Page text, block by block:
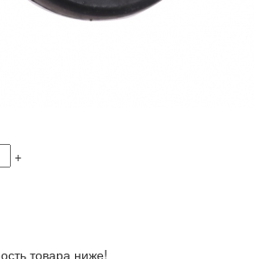
+
товара ниже!